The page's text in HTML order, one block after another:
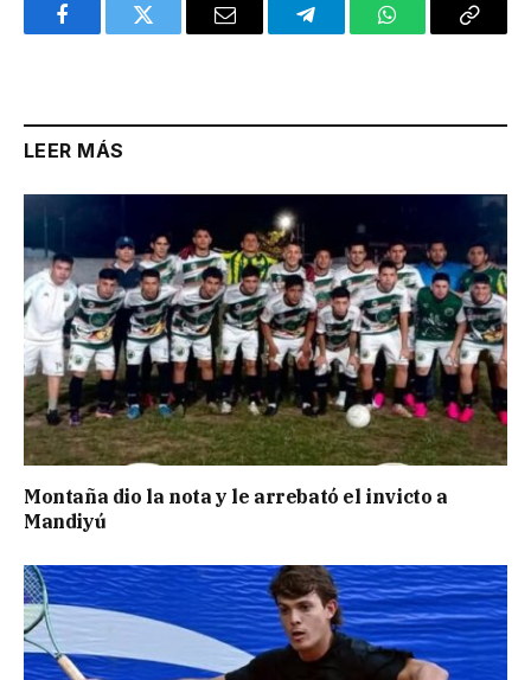
FacebookTwitter Email TelegramWhatsAppCopy
LEER MÁS
Montaña dio la nota y le arrebató el invicto a
Mandiyú